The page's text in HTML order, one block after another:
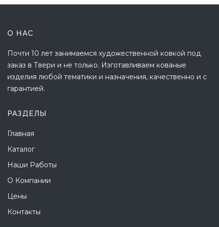
О НАС
Почти 10 лет занимаемся художественной ковкой под
заказ в Твери и не только. Изготавливаем кованые
изделия любой тематики и назначения, качественно и с
гарантией.
РАЗДЕЛЫ
Главная
Каталог
Наши Работы
О Компании
Цены
Контакты